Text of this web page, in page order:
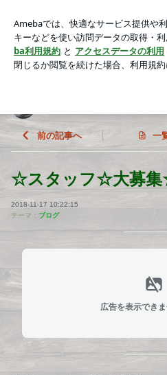
アプリをダウンロードして ブログの
ょう。
前の記事へ 一
☆スタッフ☆大募
2018-11-17 10:22:15
テーマ： ブログ
広告を表示でき